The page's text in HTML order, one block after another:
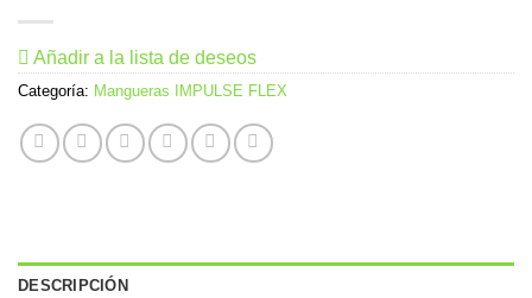
Añadir a la lista de deseos
Categoría: Mangueras IMPULSE FLEX
DESCRIPCIÓN